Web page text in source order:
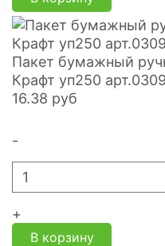
Пакет бумажный
Крафт уп250
16.38 руб
-
+
В корзину